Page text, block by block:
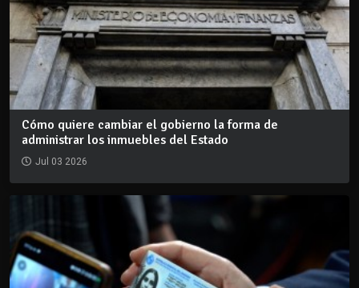
Cómo quiere cambiar el gobierno la forma de
administrar los inmuebles del Estado
Jul 03 2026